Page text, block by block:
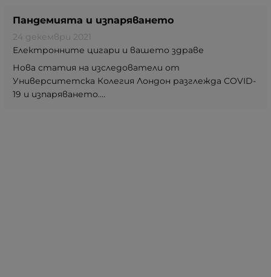
Пандемията и изпаряването
24 декември 2021
Електронните цигари и вашето здраве
Нова статия на изследователи от
Университетска Колегия Лондон разглежда COVID-
19 и изпаряването....